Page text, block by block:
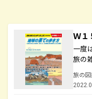
Ｗ
一度
旅の
旅の